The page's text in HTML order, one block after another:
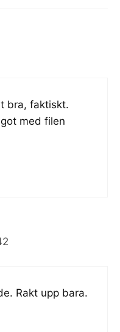
bra, faktiskt.
med filen
Rakt upp bara.